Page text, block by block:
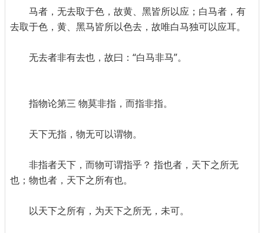
马者，无去取于色，故黄、黑皆所以应；白马者，有
去取于色，黄、黑马皆所以色去，故唯白马独可以应耳。
无去者非有去也，故曰：“白马非马”。
指物论第三 物莫非指，而指非指。
天下无指，物无可以谓物。
非指者天下，而物可谓指乎？ 指也者，天下之所无
也；物也者，天下之所有也。
以天下之所有，为天下之所无，未可。